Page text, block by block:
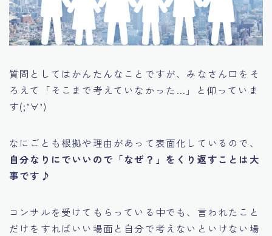
質問としてはかんたんなことですが、みなさん口をそ
ろえて
「そこまで考えていなかった…」
と仰っていま
す(;’∀’)
なにごとも根拠や理由があって表面化しているので、
自分なりにでいいので「なぜ？」をくり返すことは大
事です♪
コンサルを受けてもらっている中でも 、言われたこと
だけをすればいい場面 と 自分で考えないといけない場